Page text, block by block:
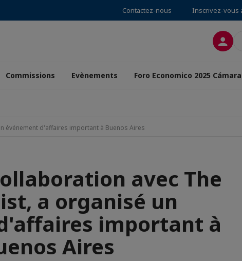
Contactez-nous Inscrivez-vous
Commissions Evènements Foro Economico 2025
événement d'affaires important à Buenos Aires
avec The
a organisé un
important à
Aires